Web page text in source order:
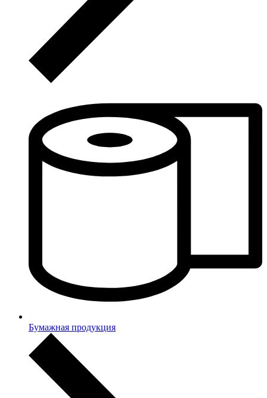
Бумажная продукция